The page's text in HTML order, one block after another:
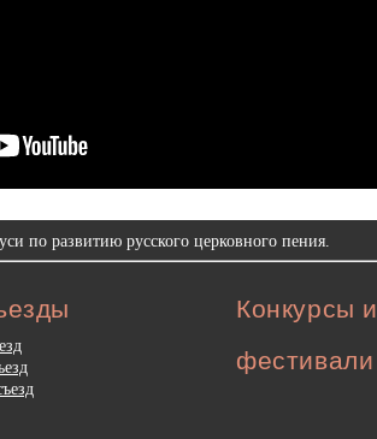
по развитию русского церковного пения.
Конкурсы и
фестивали